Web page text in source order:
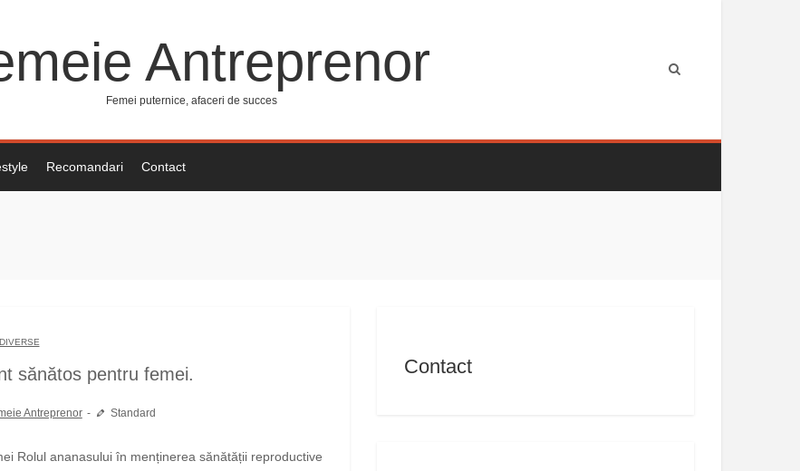
Antreprenor
Femei puternice, afaceri de succes
Recomandari Contact
DIVERSE
sănătos pentru femei.
Antreprenor Standard
Contact